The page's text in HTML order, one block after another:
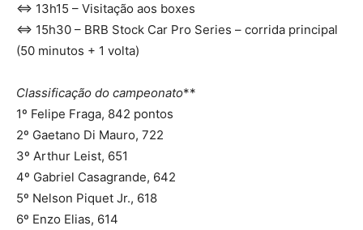
⇔ 13h15 – Visitação aos boxes
⇔ 15h30 – BRB Stock Car Pro Series – corrida principal
(50 minutos + 1 volta)
Classificação do campeonato**
1º Felipe Fraga, 842 pontos
2º Gaetano Di Mauro, 722
3º Arthur Leist, 651
4º Gabriel Casagrande, 642
5º Nelson Piquet Jr., 618
6º Enzo Elias, 614